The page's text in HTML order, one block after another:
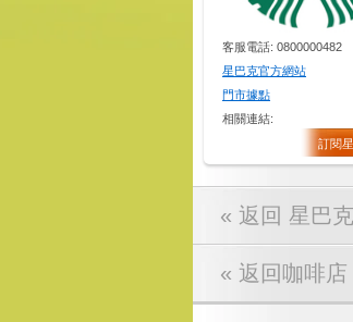
客服電話: 0800000482
星巴克官方網站
門市據點
相關連結:
訂閱
« 返回 星巴克
« 返回咖啡店